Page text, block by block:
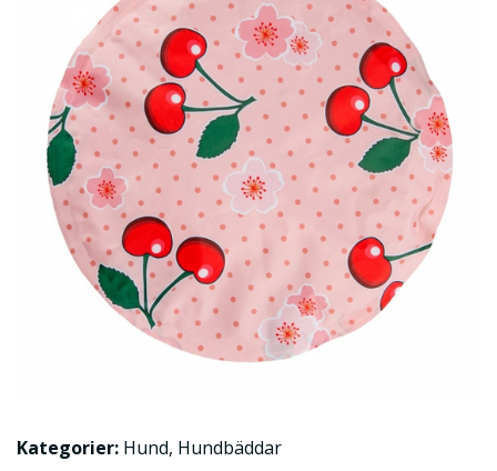
Kategorier: Hund, Hundbäddar